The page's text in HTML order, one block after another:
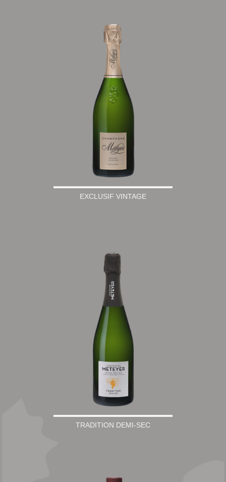
EXCLUSIF VINTAGE
TRADITION DEMI-SEC